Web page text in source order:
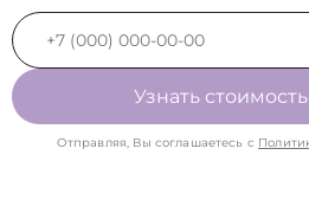
Узнать
Отправляя, Вы соглашаетесь с